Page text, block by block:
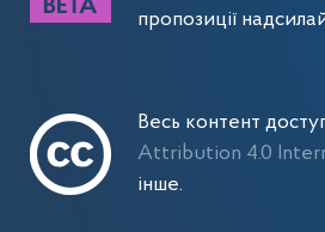
пропозиції
Весь контент
Attribution 4.0
інше.